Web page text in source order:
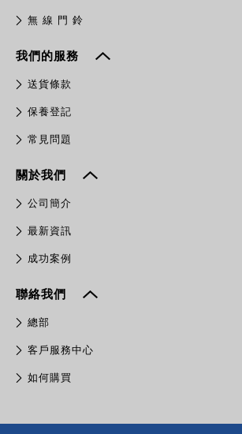
無 線 門 鈴
我們的服務
送貨條款
保養登記
常見問題
關於我們
公司簡介
最新資訊
成功案例
聯絡我們
總部
客戶服務中心
如何購買